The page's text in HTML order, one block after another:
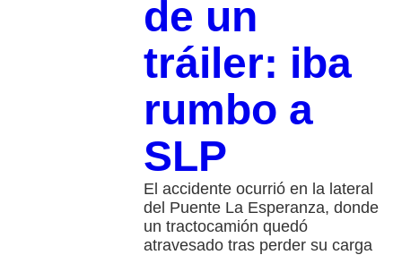
de un
tráiler: iba
rumbo a
SLP
El accidente ocurrió en la lateral
del Puente La Esperanza, donde
un tractocamión quedó
atravesado tras perder su carga